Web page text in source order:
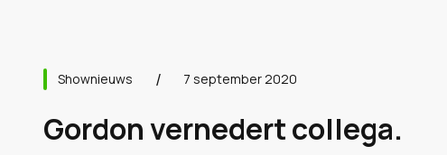
Shownieuws 7 september 2020
Gordon vernedert collega.